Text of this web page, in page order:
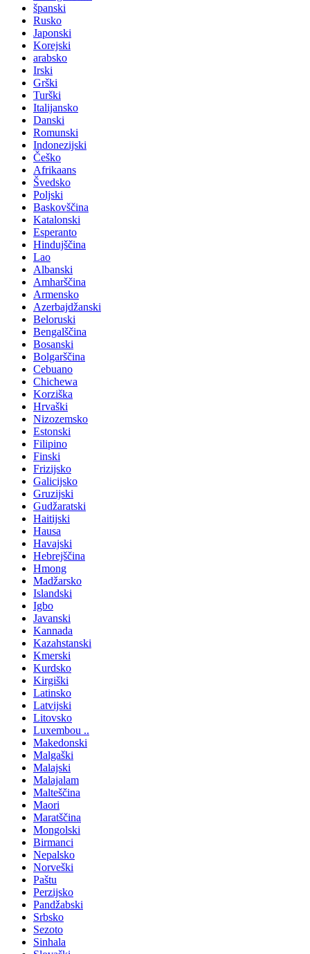
španski
Rusko
Japonski
Korejski
arabsko
Irski
Grški
Turški
Italijansko
Danski
Romunski
Indonezijski
Češko
Afrikaans
Švedsko
Poljski
Baskovščina
Katalonski
Esperanto
Hindujščina
Lao
Albanski
Amharščina
Armensko
Azerbajdžanski
Beloruski
Bengalščina
Bosanski
Bolgarščina
Cebuano
Chichewa
Korziška
Hrvaški
Nizozemsko
Estonski
Filipino
Finski
Frizijsko
Galicijsko
Gruzijski
Gudžaratski
Haitijski
Hausa
Havajski
Hebrejščina
Hmong
Madžarsko
Islandski
Igbo
Javanski
Kannada
Kazahstanski
Kmerski
Kurdsko
Kirgiški
Latinsko
Latvijski
Litovsko
Luxembou ..
Makedonski
Malgaški
Malajski
Malajalam
Malteščina
Maori
Maratščina
Mongolski
Birmanci
Nepalsko
Norveški
Paštu
Perzijsko
Pandžabski
Srbsko
Sezoto
Sinhala